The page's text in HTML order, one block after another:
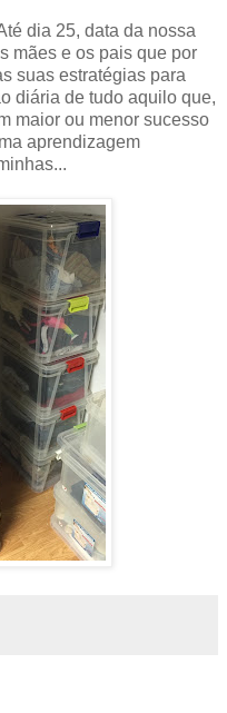
dia 25, data da nossa
mães e os pais que por
suas estratégias para
diária de tudo aquilo que,
maior ou menor sucesso
aprendizagem